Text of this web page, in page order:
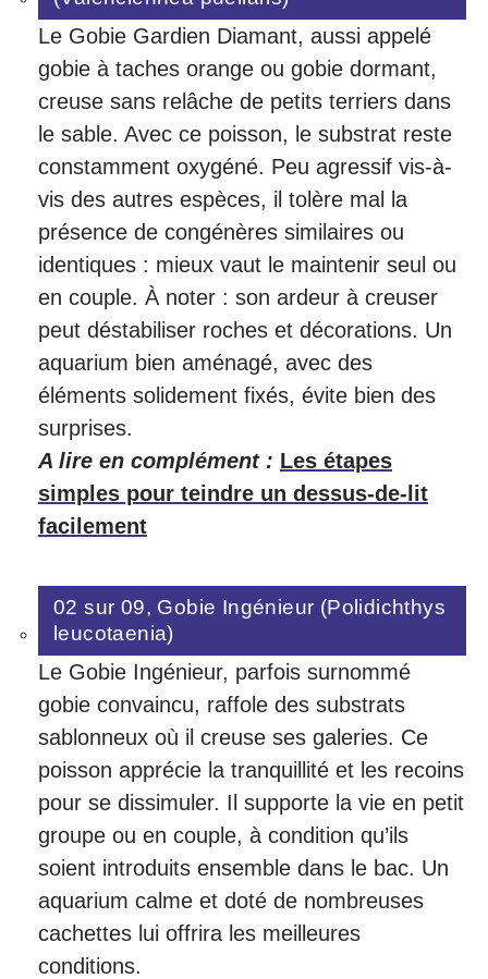
Le Gobie Gardien Diamant, aussi appelé
gobie à taches orange ou gobie dormant,
creuse sans relâche de petits terriers dans
le sable. Avec ce poisson, le substrat reste
constamment oxygéné. Peu agressif vis-à-
vis des autres espèces, il tolère mal la
présence de congénères similaires ou
identiques : mieux vaut le maintenir seul ou
en couple. À noter : son ardeur à creuser
peut déstabiliser roches et décorations. Un
aquarium bien aménagé, avec des
éléments solidement fixés, évite bien des
surprises.
A lire en complément : Les étapes
simples pour teindre un dessus-de-lit
facilement
02 sur 09, Gobie Ingénieur (Polidichthys
leucotaenia)
Le Gobie Ingénieur, parfois surnommé
gobie convaincu, raffole des substrats
sablonneux où il creuse ses galeries. Ce
poisson apprécie la tranquillité et les recoins
pour se dissimuler. Il supporte la vie en petit
groupe ou en couple, à condition qu’ils
soient introduits ensemble dans le bac. Un
aquarium calme et doté de nombreuses
cachettes lui offrira les meilleures
conditions.